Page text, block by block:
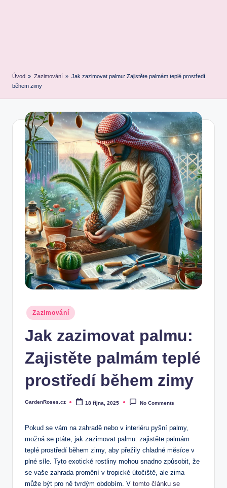
Úvod » Zazimování » Jak zazimovat palmu: Zajistěte palmám teplé prostředí
během zimy
Posted
in
Zazimování
Jak zazimovat palmu:
Zajistěte palmám teplé
prostředí během zimy
Posted
GardenRoses.cz 18 října, 2025 No Comments
Pokud se vám na ⁣zahradě nebo v interiéru pyšní palmy,
‍možná se ptáte, jak zazimovat palmu: zajistěte palmám
teplé⁣ prostředí během zimy, ⁤aby‌ přežily chladné měsíce v
plné​ síle.​ Tyto ‍exotické‌ rostliny mohou ‍snadno způsobit, že
‌se⁣ vaše zahrada promění v​ tropické útočiště, ale ⁢zima
může být pro ně‍ tvrdým obdobím. V tomto článku se